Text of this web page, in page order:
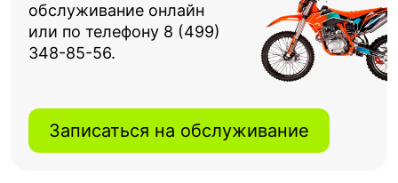
обслуживание онлайн
или по телефону 8 (499)
348-85-56.
Записаться на обслуживание